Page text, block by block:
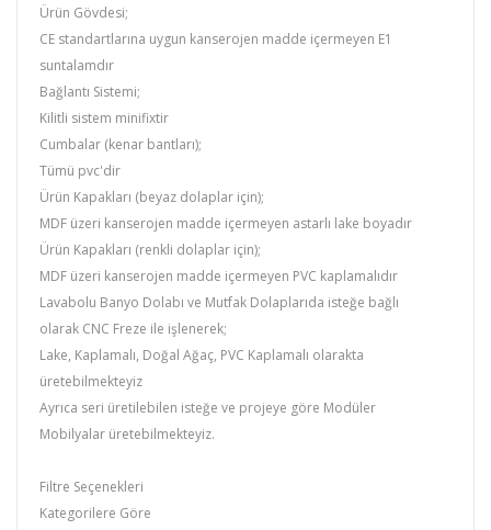
Ürün Gövdesi;
CE standartlarına uygun kanserojen madde içermeyen E1
suntalamdır
Bağlantı Sistemi;
Kilitli sistem minifixtir
Cumbalar (kenar bantları);
Tümü pvc'dir
Ürün Kapakları (beyaz dolaplar için);
MDF üzeri kanserojen madde içermeyen astarlı lake boyadır
Ürün Kapakları (renkli dolaplar için);
MDF üzeri kanserojen madde içermeyen PVC kaplamalıdır
Lavabolu Banyo Dolabı ve Mutfak Dolaplarıda isteğe bağlı
olarak CNC Freze ile işlenerek;
Lake, Kaplamalı, Doğal Ağaç, PVC Kaplamalı olarakta
üretebilmekteyiz
Ayrıca seri üretilebilen isteğe ve projeye göre Modüler
Mobilyalar üretebilmekteyiz.
Filtre Seçenekleri
Kategorilere Göre